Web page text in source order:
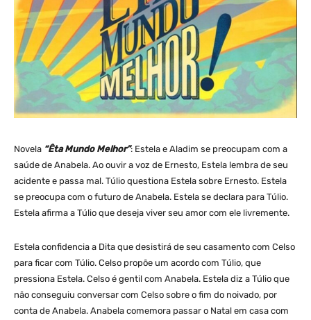
Novela “Êta Mundo Melhor”: Estela e Aladim se preocupam com a
saúde de Anabela. Ao ouvir a voz de Ernesto, Estela lembra de seu
acidente e passa mal. Túlio questiona Estela sobre Ernesto. Estela
se preocupa com o futuro de Anabela. Estela se declara para Túlio.
Estela afirma a Túlio que deseja viver seu amor com ele livremente.
Estela confidencia a Dita que desistirá de seu casamento com Celso
para ficar com Túlio. Celso propõe um acordo com Túlio, que
pressiona Estela. Celso é gentil com Anabela. Estela diz a Túlio que
não conseguiu conversar com Celso sobre o fim do noivado, por
conta de Anabela. Anabela comemora passar o Natal em casa com